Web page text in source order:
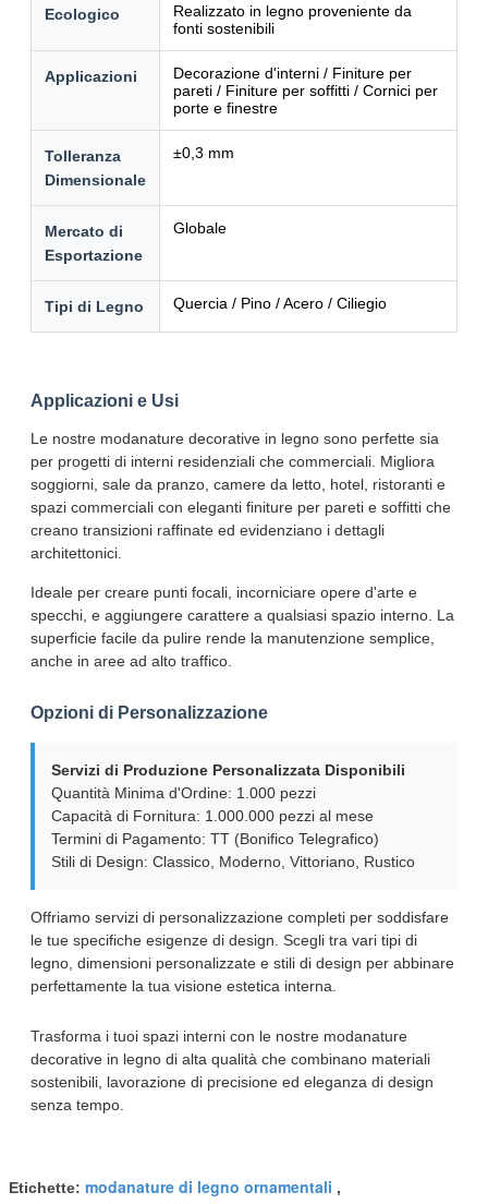
Ecologico
Realizzato in legno proveniente da
fonti sostenibili
Applicazioni
Decorazione d'interni / Finiture per
pareti / Finiture per soffitti / Cornici per
porte e finestre
Tolleranza
Dimensionale
±0,3 mm
Mercato di
Esportazione
Globale
Tipi di Legno Quercia / Pino / Acero / Ciliegio
Applicazioni e Usi
Le nostre modanature decorative in legno sono perfette sia
per progetti di interni residenziali che commerciali. Migliora
soggiorni, sale da pranzo, camere da letto, hotel, ristoranti e
spazi commerciali con eleganti finiture per pareti e soffitti che
creano transizioni raffinate ed evidenziano i dettagli
architettonici.
Ideale per creare punti focali, incorniciare opere d'arte e
specchi, e aggiungere carattere a qualsiasi spazio interno. La
superficie facile da pulire rende la manutenzione semplice,
anche in aree ad alto traffico.
Opzioni di Personalizzazione
Servizi di Produzione Personalizzata Disponibili
Quantità Minima d'Ordine: 1.000 pezzi
Capacità di Fornitura: 1.000.000 pezzi al mese
Termini di Pagamento: TT (Bonifico Telegrafico)
Stili di Design: Classico, Moderno, Vittoriano, Rustico
Offriamo servizi di personalizzazione completi per soddisfare
le tue specifiche esigenze di design. Scegli tra vari tipi di
legno, dimensioni personalizzate e stili di design per abbinare
perfettamente la tua visione estetica interna.
Trasforma i tuoi spazi interni con le nostre modanature
decorative in legno di alta qualità che combinano materiali
sostenibili, lavorazione di precisione ed eleganza di design
senza tempo.
Etichette: modanature di legno ornamentali ,